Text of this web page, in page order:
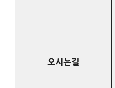
오시는길